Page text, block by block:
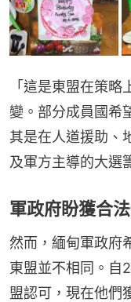
「這是東盟在策
變。部分成員國希
其是在人道援助、
及軍方主導的大選
軍政府盼獲合
然而，緬甸軍政府
東盟並不相同。自
盟認可，現在他們